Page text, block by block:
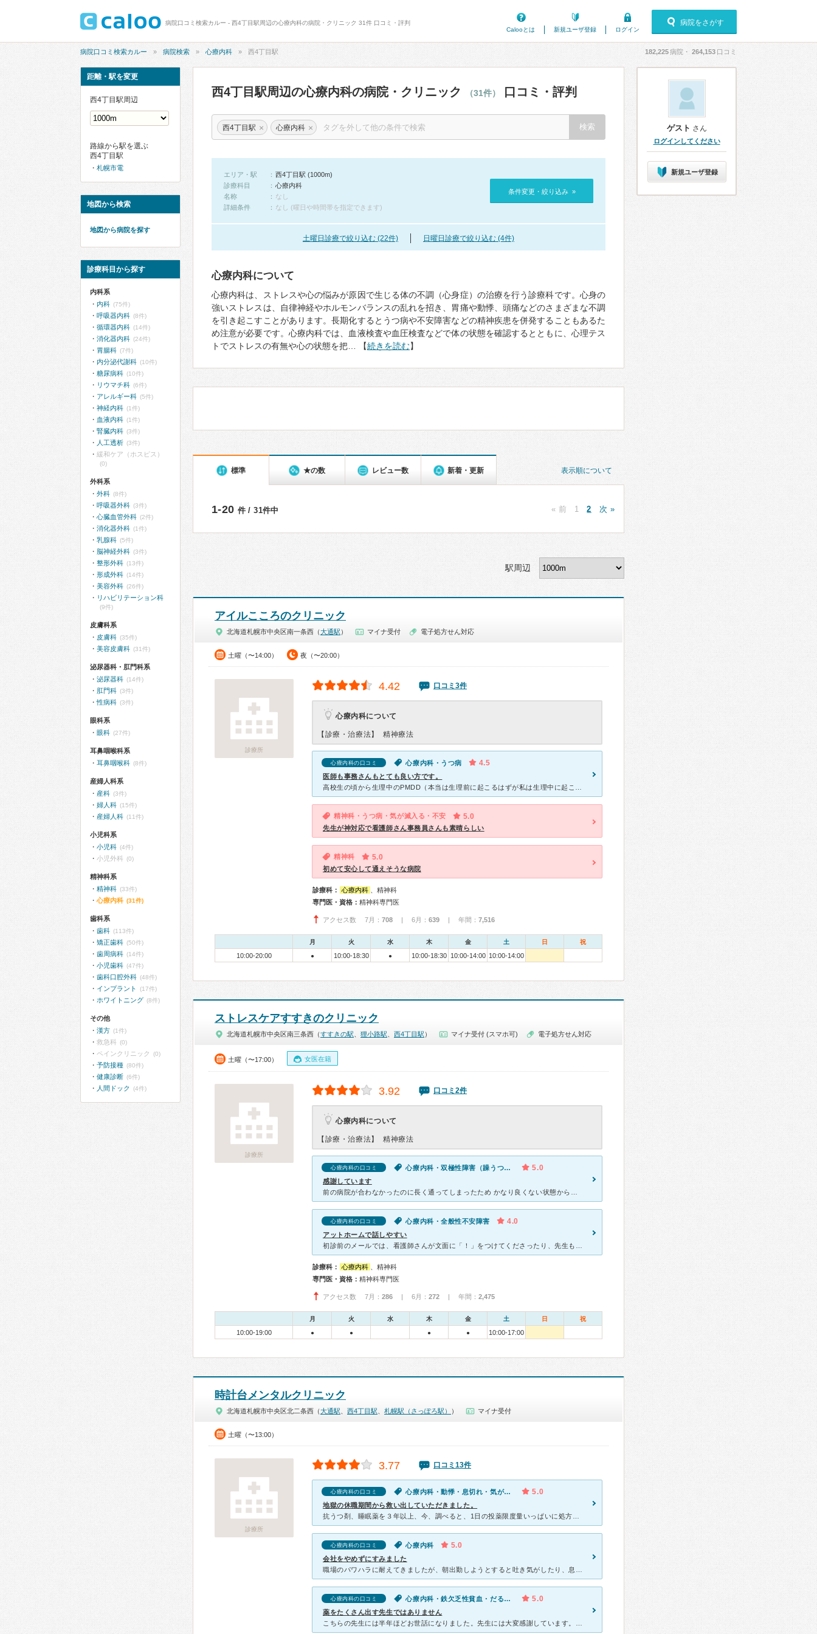
病院口コミ検索カルー - 西4丁目駅周辺の心療内科の病院・クリニック 31件 口コミ・評判
Calooとは
新規ユーザ登録 ログイン
病院をさがす
病院口コミ検索カルー 病院検索 心療内科 西4丁目駅 182,225病院・ 264,153 口コミ
西4丁目駅周辺の心療内科の病院・クリニック （31件） 口コミ・評判
西4丁目駅 × 心療内科 ×
エリア・駅
西4丁目駅 (1000m)
診療科目
心療内科
名称
なし
詳細条件
なし (曜日や時間帯を指定できます)
条件変更・絞り込み »
土曜日診療で絞り込む (22件) 日曜日診療で絞り込む (4件)
心療内科について
心療内科は、ストレスや心の悩みが原因で生じる体の不調（心身症）の治療を行う診療科です。心身の
強いストレスは、自律神経やホルモンバランスの乱れを招き、胃痛や動悸、頭痛などのさまざまな不調
を引き起こすことがあります。長期化するとうつ病や不安障害などの精神疾患を併発することもあるた
め注意が必要です。心療内科では、血液検査や血圧検査などで体の状態を確認するとともに、心理テス
トでストレスの有無や心の状態を把… 【続きを読む】
表示順について
標準 ★の数 レビュー数 新着・更新
1-20 件 / 31件中 « 前 1 2 次 »
駅周辺
アイルこころのクリニック
北海道札幌市中央区南一条西（大通駅 ） マイナ受付 電子処方せん対応
土曜（〜14:00） 夜（〜20:00）
診療所
4.42 口コミ3件
心療内科について
【診療・治療法】 精神療法
心療内科の口コミ 心療内科・うつ病 4.5
医師も事務さんもとても良い方です。
精神科・うつ病・気が滅入る・不安 5.0
先生が神対応で看護師さん事務員さんも素晴らしい
精神科 5.0
初めて安心して通えそうな病院
診療科： 心療内科
、精神科
専門医・資格： 精神科専門医
アクセス数 7月： 708 | 6月： 639 | 年間： 7,516
月 火 水 木 金 土 日 祝
10:00-20:00 ● 10:00-18:30 ● 10:00-18:30 10:00-14:00 10:00-14:00
ストレスケアすすきのクリニック
北海道札幌市中央区南三条西（すすきの駅 狸小路駅 西4丁目駅 ） マイナ受付 (スマホ可) 電子処方せん対応
土曜（〜17:00） 女医在籍
診療所
3.92 口コミ2件
心療内科について
【診療・治療法】 精神療法
心療内科の口コミ 心療内科・双極性障害（躁うつ病） 5.0
感謝しています
心療内科の口コミ 心療内科・全般性不安障害 4.0
アットホームで話しやすい
診療科： 心療内科
、精神科
専門医・資格： 精神科専門医
アクセス数 7月： 286 | 6月： 272 | 年間： 2,475
月 火 水 木 金 土 日 祝
10:00-19:00 ● ● ● ● 10:00-17:00
時計台メンタルクリニック
北海道札幌市中央区北二条西（大通駅 西4丁目駅 札幌駅（さっぽろ駅） ） マイナ受付
土曜（〜13:00）
診療所
3.77 口コミ13件
心療内科の口コミ 心療内科・動悸・息切れ・気が滅入る・不安・気分が異常に高揚している 5.0
地獄の休職期間から救い出していただきました。
心療内科の口コミ 心療内科 5.0
会社をやめずにすみました
心療内科の口コミ 心療内科・鉄欠乏性貧血・だるい・動悸・息切れ 5.0
薬をたくさん出す先生ではありません
距離・駅を変更
西4丁目駅周辺
路線から駅を選ぶ
西4丁目駅
札幌市電
地図から検索
地図から病院を探す
診療科目から探す
内科系
内科 (75件)
呼吸器内科 (8件)
循環器内科 (14件)
消化器内科 (24件)
胃腸科 (7件)
内分泌代謝科 (10件)
糖尿病科 (10件)
リウマチ科 (6件)
アレルギー科 (5件)
神経内科 (1件)
血液内科 (1件)
腎臓内科 (3件)
人工透析 (3件)
緩和ケア（ホスピス）
(0)
外科系
外科 (8件)
呼吸器外科 (3件)
心臓血管外科 (2件)
消化器外科 (1件)
乳腺科 (5件)
脳神経外科 (3件)
整形外科 (13件)
形成外科 (14件)
美容外科 (26件)
リハビリテーション科
(9件)
皮膚科系
皮膚科 (35件)
美容皮膚科 (31件)
泌尿器科・肛門科系
泌尿器科 (14件)
肛門科 (3件)
性病科 (3件)
眼科系
眼科 (27件)
耳鼻咽喉科系
耳鼻咽喉科 (8件)
産婦人科系
産科 (3件)
婦人科 (15件)
産婦人科 (11件)
小児科系
小児科 (4件)
小児外科 (0)
精神科系
精神科 (33件)
心療内科 (31件)
歯科系
歯科 (113件)
矯正歯科 (50件)
歯周病科 (14件)
小児歯科 (47件)
歯科口腔外科 (48件)
インプラント (17件)
ホワイトニング (8件)
その他
漢方 (1件)
救急科 (0)
ペインクリニック (0)
予防接種 (80件)
健康診断 (6件)
人間ドック (4件)
ゲスト さん
ログインしてください
新規ユーザ登録